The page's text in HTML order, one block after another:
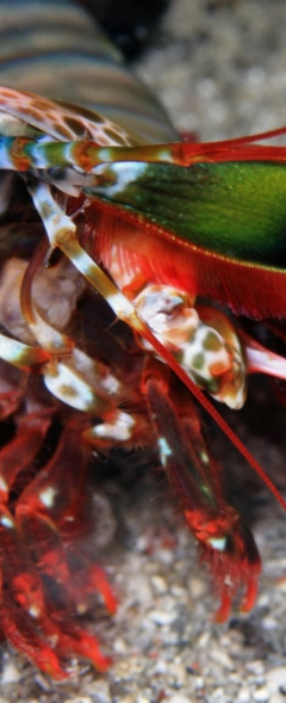
FILMY
REALITA
HORORY
REALITA
OPTICKÉ
KLAMY